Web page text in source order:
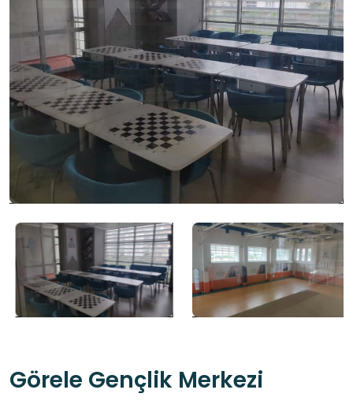
Görele Gençlik Merkezi